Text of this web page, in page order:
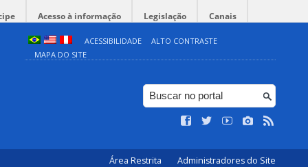
Acesso à informação Legislação Canais
ACESSIBILIDADE
ALTO CONTRASTE
MAPA DO SITE
Área Restrita Administradores do Site